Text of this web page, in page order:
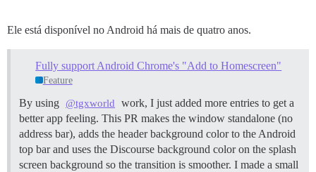
Ele está disponível no Android há mais de quatro anos.
Fully support Android Chrome's "Add to Homescreen"
Feature
By using @tgxworld
work, I just added more entries to get a
better app feeling. This PR makes the window standalone (no
address bar), adds the header background color to the Android
top bar and uses the Discourse background color on the splash
screen background so the transition is smoother. I made a small